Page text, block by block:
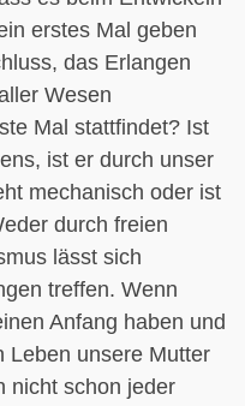
erstes Mal geben
das Erlangen
Wesen
Mal stattfindet? Ist
ist er durch unser
mechanisch oder ist
durch freien
lässt sich
treffen. Wenn
Anfang haben und
Leben unsere Mutter
nicht schon jeder